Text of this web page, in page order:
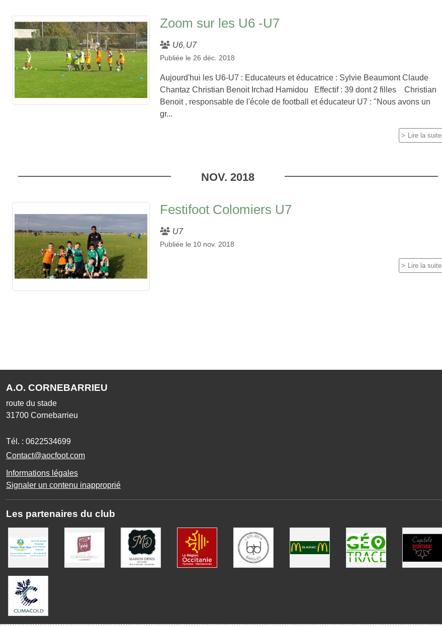
Zoom sur les U6 -U7
U6 U7
Publiée le 26 déc. 2018
Aujourd'hui les U6-U7 : Educateurs et éducatrice : Sylvie Beaumont Claude
Chantaz Christian Benoit Irchad Hamidou Effectif : 39 dont 2 filles Christian
Benoit , responsable de l'école de football et éducateur U7 : "Nous avons un
gr...
Lire la suite
NOV. 2018
Festifoot Colomiers U7
U7
Publiée le 10 nov. 2018
Lire la suite
A.O. CORNEBARRIEU
route du stade
31700 Cornebarrieu
Tél. : 0622534699
Contact@aocfoot.com
Informations légales
Signaler un contenu inapproprié
Les partenaires du club